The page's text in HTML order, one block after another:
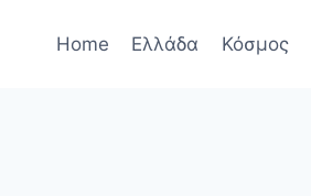
Home Ελλάδα Κόσμος